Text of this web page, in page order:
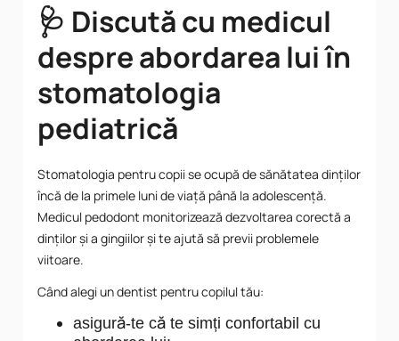
🩺 Discută cu medicul
despre abordarea lui în
stomatologia
pediatrică
Stomatologia pentru copii se ocupă de sănătatea dinților
încă de la primele luni de viață până la adolescență.
Medicul pedodont monitorizează dezvoltarea corectă a
dinților și a gingiilor și te ajută să previi problemele
viitoare.
Când alegi un dentist pentru copilul tău:
asigură-te că te simți confortabil cu